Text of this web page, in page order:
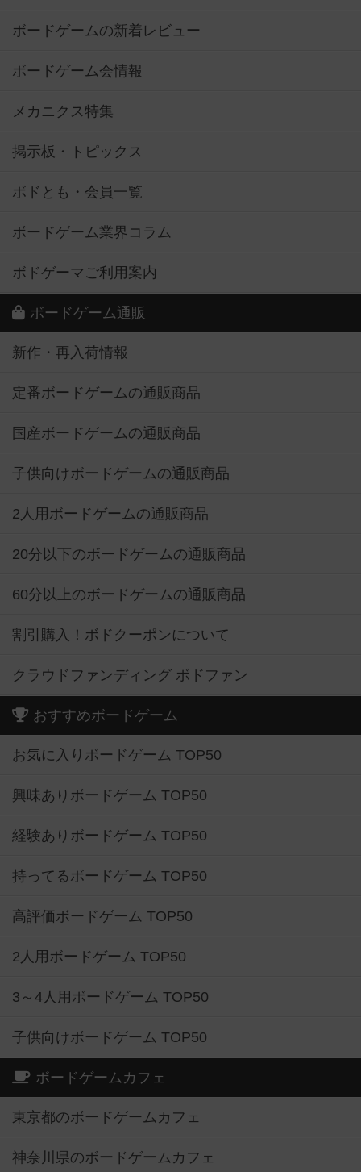
ボードゲームの新着レビュー
ボードゲーム会情報
メカニクス特集
掲示板・トピックス
ボドとも・会員一覧
ボードゲーム業界コラム
ボドゲーマご利用案内
ボードゲーム通販
新作・再入荷情報
定番ボードゲームの通販商品
国産ボードゲームの通販商品
子供向けボードゲームの通販商品
2人用ボードゲームの通販商品
20分以下のボードゲームの通販商品
60分以上のボードゲームの通販商品
割引購入！ボドクーポンについて
クラウドファンディング ボドファン
おすすめボードゲーム
お気に入りボードゲーム TOP50
興味ありボードゲーム TOP50
経験ありボードゲーム TOP50
持ってるボードゲーム TOP50
高評価ボードゲーム TOP50
2人用ボードゲーム TOP50
3～4人用ボードゲーム TOP50
子供向けボードゲーム TOP50
ボードゲームカフェ
東京都のボードゲームカフェ
神奈川県のボードゲームカフェ